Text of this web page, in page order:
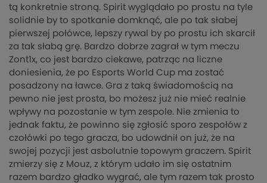
tą konkretnie stroną. Spirit wyglądało po prostu na tyle
solidnie by to spotkanie domknąć, ale po tak słabej
pierwszej połówce, lepszy rywal by po prostu ich skarcił
za tak słabą grę. Bardzo dobrze zagrał w tym meczu
Zont1x, co jest bardzo ciekawe, patrząc na liczne
doniesienia, że po Esports World Cup ma zostać
posadzony na ławce. Gra z taką świadomością na
pewno nie jest prosta, bo możesz już nie mieć realnie
wpływy na pozostanie w tym zespole. Nie zmienia to
jednak faktu, że powinno się zgłosić sporo zespołów z
czołówki po tego gracza, bo udowdnił on już, że na
swojej pozycji jest asbolutnie topowym graczem. Spirit
zmierzy się z Mouz, z którym udało im się ostatnim
razem bardzo gładko wygrać, ale tym razem tak prosto